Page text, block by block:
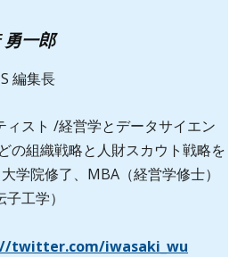
一郎
編集長
スト /経営学とデータサイエン
の組織戦略と人財スカウト戦略を
学院修了、MBA（経営学修士）
工学）
twitter.com/iwasaki_wu